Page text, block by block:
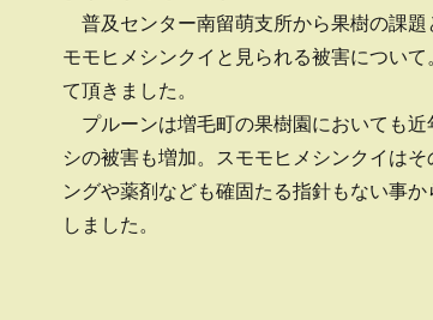
普及センター南留萌支所から果樹の課
モモヒメシンクイと見られる被害につい
て頂きました。
プルーンは増毛町の果樹園においても
シの被害も増加。スモモヒメシンクイは
ングや薬剤なども確固たる指針もない事
しました。